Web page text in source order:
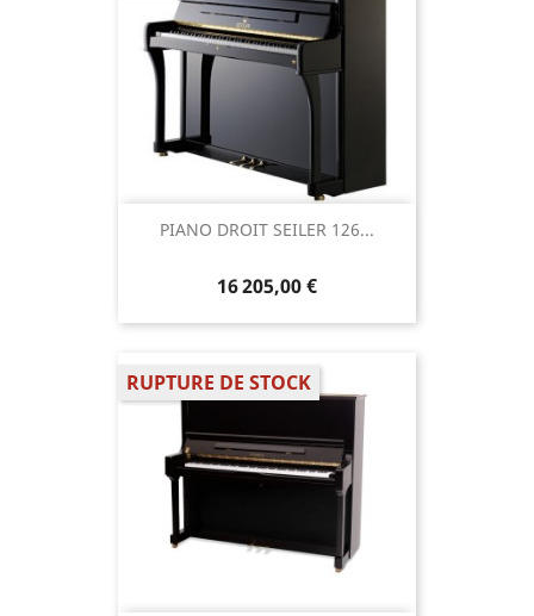
PIANO DROIT SEILER 126...
16 205,00 €
RUPTURE DE STOCK